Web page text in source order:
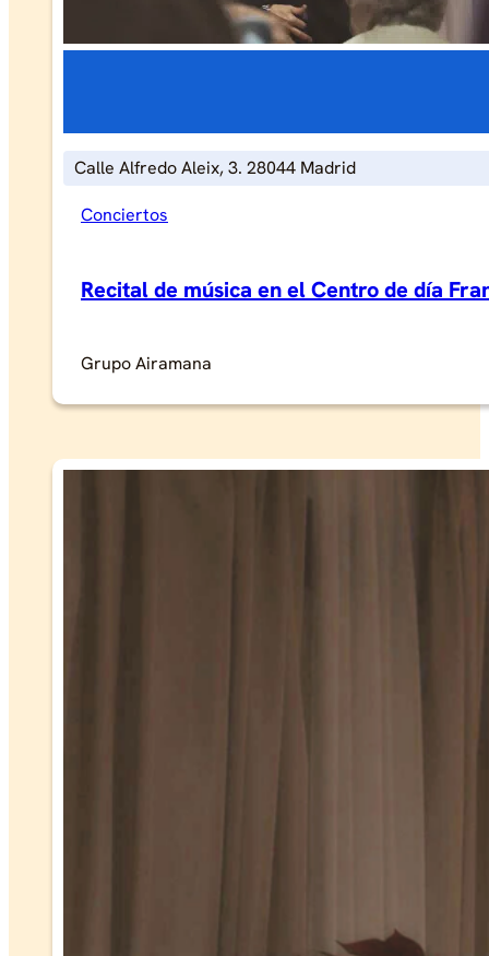
Calle Alfredo Aleix, 3. 28044 Madrid
Conciertos
Recital de música en el Centro de día
Grupo Airamana